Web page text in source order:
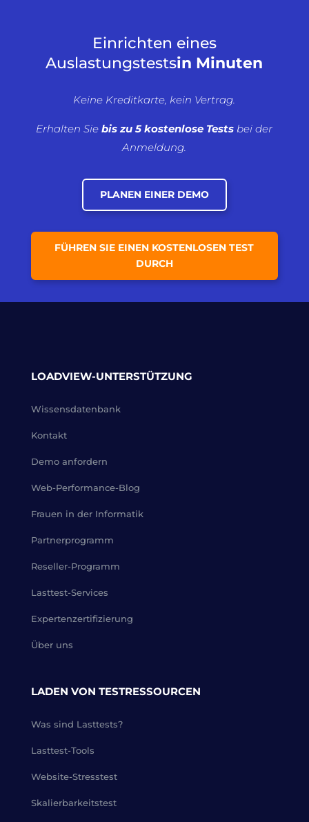
Einrichten eines
Auslastungstestsin Minuten
Keine Kreditkarte, kein Vertrag.
Erhalten Siebis zu 5 kostenlose Tests bei der
Anmeldung.
PLANEN EINER DEMO
FÜHREN SIE EINEN KOSTENLOSEN TEST
DURCH
LOADVIEW-UNTERSTÜTZUNG
Wissensdatenbank
Kontakt
Demo anfordern
Web-Performance-Blog
Frauen in der Informatik
Partnerprogramm
Reseller-Programm
Lasttest-Services
Expertenzertifizierung
Über uns
LADEN VON TESTRESSOURCEN
Was sind Lasttests?
Lasttest-Tools
Website-Stresstest
Skalierbarkeitstest